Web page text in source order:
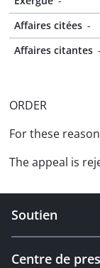
Affaires citées -
Affaires citantes -
ORDER
For these
The appeal is
Soutien
Centre de